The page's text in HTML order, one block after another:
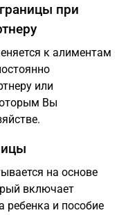
при
к алиментам
или
Вы
на основе
включает
ребенка и пособие